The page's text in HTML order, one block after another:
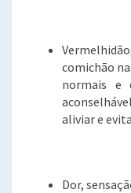
comichão
normais e
aliviar e
Dor,